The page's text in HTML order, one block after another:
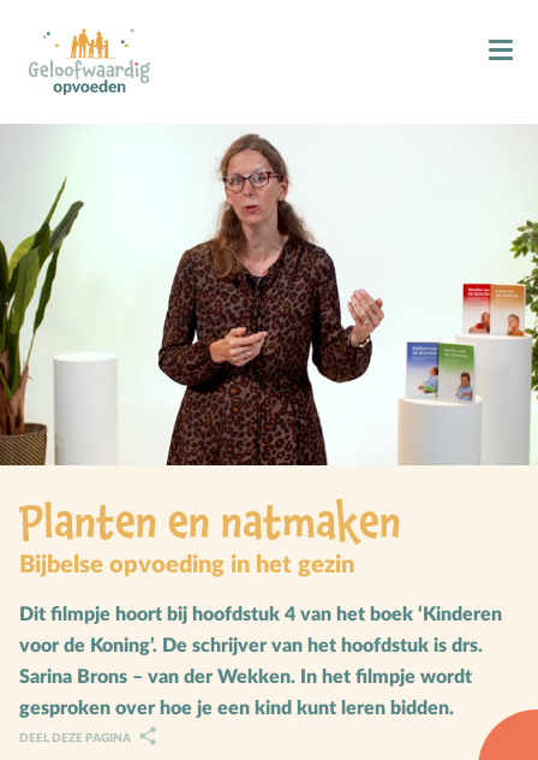
Kind & Geloof
Zingen
Kind in de kerk
Doop
Gezinsmomenten
Hemelvaart & Pinksteren
Kind & Ontwikkeling
Ontwikkelingsfasen
Karaktervorming
Ruimte door regels
Verschillend begaafd
Seksuele vorming
Planten en natmaken
Bijbelse opvoeding in het gezin
Dit filmpje hoort bij hoofdstuk 4 van het boek ‘Kinderen
voor de Koning’. De schrijver van het hoofdstuk is drs.
Sarina Brons – van der Wekken. In het filmpje wordt
gesproken over hoe je een kind kunt leren bidden.
DEEL DEZE PAGINA